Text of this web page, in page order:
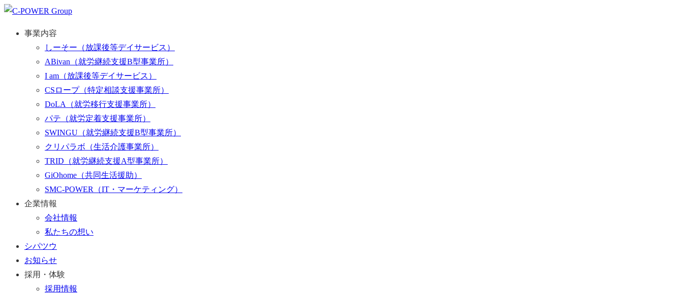
事業内容
しーそー （放課後等デイサービス）
ABivan （就労継続支援B型事業所）
I am （放課後等デイサービス）
CSロープ（特定相談支援事業所）
DoLA
（就労移行支援事業所）
パテ （就労定着支援事業所）
SWINGU （就労継続支援B型事業所）
クリパラボ （生活介護事業所）
TRID （就労継続支援A型事業所）
GiOhome （共同生活援助）
SMC-POWER
（IT・マーケティング）
企業情報
会社情報
私たちの想い
シパツウ
お知らせ
採用・体験
採用情報